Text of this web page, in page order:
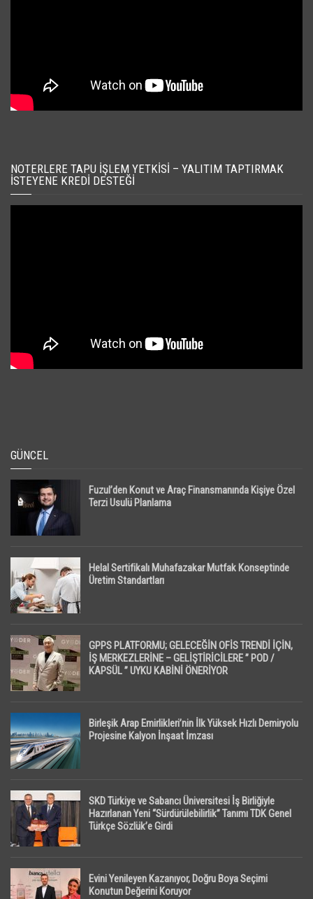
NOTERLERE TAPU İŞLEM YETKISI – YALITIM TAPTIRMAK
İSTEYENE KREDI DESTEĞI
GÜNCEL
Fuzul’den Konut ve Araç Finansmanında Kişiye Özel
Terzi Usulü Planlama
Helal Sertifikalı Muhafazakar Mutfak Konseptinde
Üretim Standartları
GPPS PLATFORMU; GELECEĞİN OFİS TRENDİ İÇİN,
İŞ MERKEZLERİNE – GELİŞTİRİCİLERE ” POD /
KAPSÜL ” UYKU KABİNİ ÖNERİYOR
Birleşik Arap Emirlikleri’nin İlk Yüksek Hızlı Demiryolu
Projesine Kalyon İnşaat İmzası
SKD Türkiye ve Sabancı Üniversitesi İş Birliğiyle
Hazırlanan Yeni “Sürdürülebilirlik” Tanımı TDK Genel
Türkçe Sözlük’e Girdi
Evini Yenileyen Kazanıyor, Doğru Boya Seçimi
Konutun Değerini Koruyor